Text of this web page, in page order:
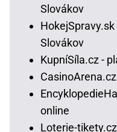
Slovákov
Slovákov
KupníSíla.cz -
online
Loterie-